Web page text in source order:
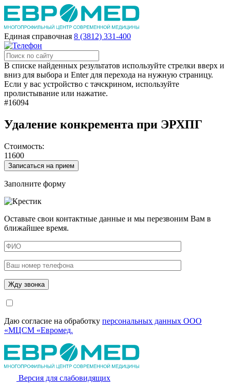
Единая справочная 8 (3812) 331-400
В списке найденных результатов используйте стрелки вверх и
вниз для выбора и Enter для перехода на нужную страницу.
Если у вас устройство с тачскрином, используйте
пролистывание или нажатие.
#16094
Удаление конкремента при ЭРХПГ
Стоимость:
11600
Записаться на прием
Заполните форму
Оставьте свои контактные данные и мы перезвоним Вам в
ближайшее время.
Даю согласие на обработку персональных данных ООО
«МЦСМ «Евромед.
Версия для слабовидящих